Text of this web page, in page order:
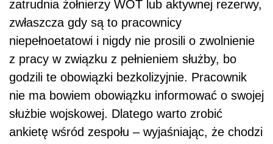
zatrudnia żołnierzy WOT lub aktywnej rezerwy,
zwłaszcza gdy są to pracownicy
niepełnoetatowi i nigdy nie prosili o zwolnienie
z pracy w związku z pełnieniem służby, bo
godzili te obowiązki bezkolizyjnie. Pracownik
nie ma bowiem obowiązku informować o swojej
służbie wojskowej. Dlatego warto zrobić
ankietę wśród zespołu – wyjaśniając, że chodzi